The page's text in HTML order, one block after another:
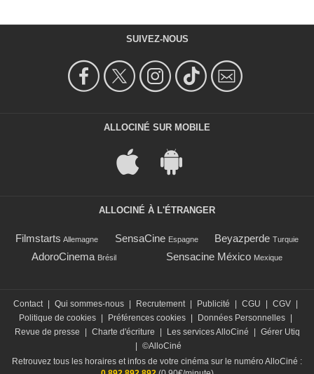
SUIVEZ-NOUS
ALLOCINÉ SUR MOBILE
ALLOCINÉ À L'ÉTRANGER
Filmstarts Allemagne SensaCine Espagne Beyazperde Turquie
AdoroCinema Brésil Sensacine México Mexique
Contact Qui sommes-nous Recrutement Publicité CGU CGV
Politique de cookies
Préférences cookies Données Personnelles
Revue de presse
Charte d'écriture Les services AlloCiné
Gérer Utiq
©AlloCiné
Retrouvez tous les horaires et infos de votre cinéma sur le numéro AlloCiné :